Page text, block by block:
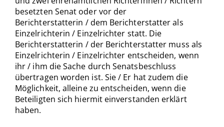
besetzten Senat oder vor der
Berichterstatterin / dem Berichterstatter als
Einzelrichterin / Einzelrichter statt. Die
Berichterstatterin / der Berichterstatter muss als
Einzelrichterin / Einzelrichter entscheiden, wenn
ihr / ihm die Sache durch Senatsbeschluss
übertragen worden ist. Sie / Er hat zudem die
Möglichkeit, alleine zu entscheiden, wenn die
Beteiligten sich hiermit einverstanden erklärt
haben.